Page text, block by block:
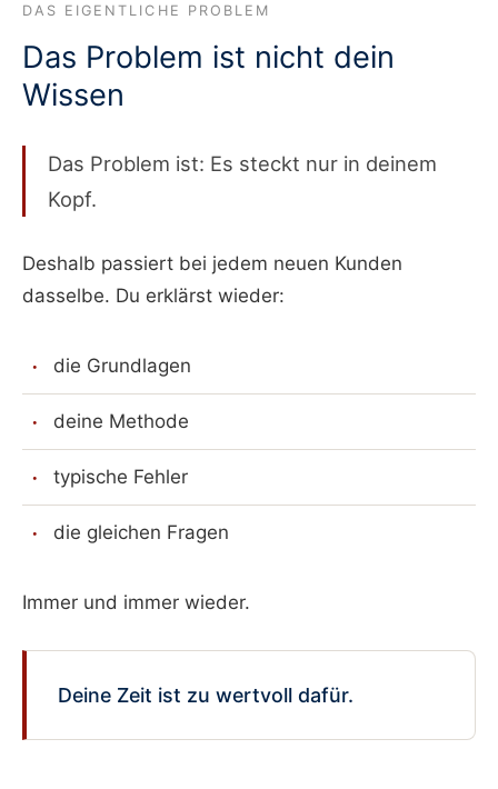
DAS EIGENTLICHE PROBLEM
Das Problem ist nicht dein
Wissen
Das Problem ist: Es steckt nur in deinem
Kopf.
Deshalb passiert bei jedem neuen Kunden
dasselbe. Du erklärst wieder:
die Grundlagen
deine Methode
typische Fehler
die gleichen Fragen
Immer und immer wieder.
Deine Zeit ist zu wertvoll dafür.